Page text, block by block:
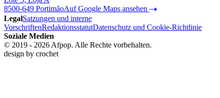
8500-649 PortimãoAuf Google Maps ansehen
LegalSatzungen und interne
VorschriftenRedaktionsstatutDatenschutz und Cookie-Richtlinie
Soziale Medien
© 2019 - 2026 Afpop. Alle Rechte vorbehalten.
design by crochet